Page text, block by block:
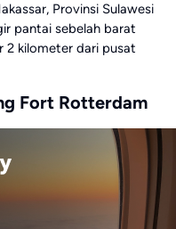
Provinsi Sulawesi
pantai sebelah barat
2 kilometer dari pusat
Fort Rotterdam